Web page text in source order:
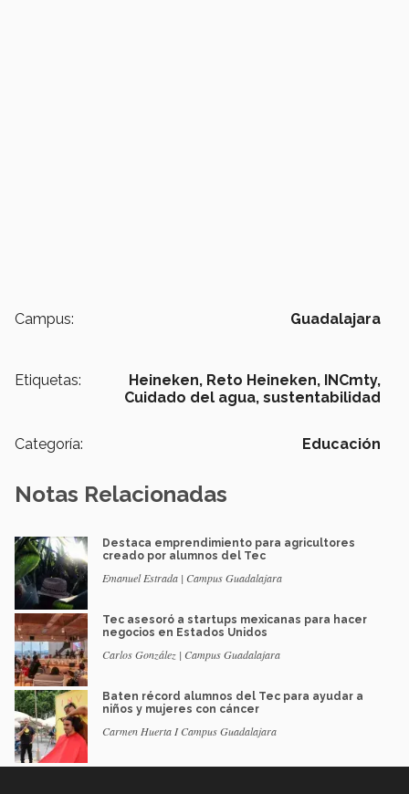
Campus: Guadalajara
Etiquetas: Heineken, Reto Heineken, INCmty,
Cuidado del agua, sustentabilidad
Categoría: Educación
Notas Relacionadas
Destaca emprendimiento para agricultores
creado por alumnos del Tec
Emanuel Estrada | Campus Guadalajara
Tec asesoró a startups mexicanas para hacer
negocios en Estados Unidos
Carlos González | Campus Guadalajara
Baten récord alumnos del Tec para ayudar a
niños y mujeres con cáncer
Carmen Huerta I Campus Guadalajara